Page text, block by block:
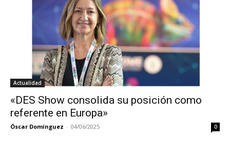
Actualidad
«DES Show consolida su posición como
referente en Europa»
Óscar Domínguez - 04/06/2025 0